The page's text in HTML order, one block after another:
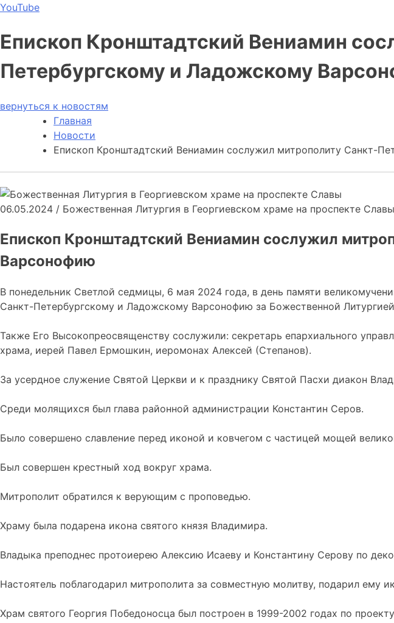
YouTube
Епископ Кронштадтский Вениамин
Петербургскому и Ладожскому
вернуться к новостям
Главная
Новости
Епископ Кронштадтский Вениамин сослужил митрополиту Санкт-
06.05.2024 / Божественная Литургия в Георгиевском храме на проспекте Славы
Епископ Кронштадтский Вениамин сослужил
Варсонофию
В понедельник Светлой седмицы, 6 мая 2024 года, в день памяти
Санкт-Петербургскому и Ладожскому Варсонофию за Божественной
Также Его Высокопреосвященству сослужили: секретарь епархиального
храма, иерей Павел Ермошкин, иеромонах Алексей (Степанов).
За усердное служение Святой Церкви и к празднику Святой Пасхи диакон
Среди молящихся был глава районной администрации Константин Серов.
Было совершено славление перед иконой и ковчегом с частицей мощей
Был совершен крестный ход вокруг храма.
Митрополит обратился к верующим с проповедью.
Храму была подарена икона святого князя Владимира.
Владыка преподнес протоиерею Алексию Исаеву и Константину Серову по
Настоятель поблагодарил митрополита за совместную молитву, подарил ему
Храм святого Георгия Победоносца был построен в 1999-2002 годах по